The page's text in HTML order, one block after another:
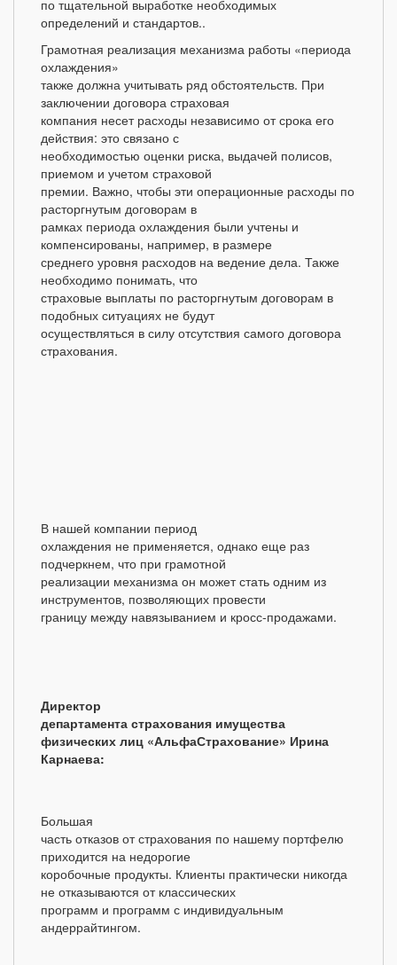
по тщательной выработке необходимых
определений и стандартов..
Грамотная реализация механизма работы «периода
охлаждения»
также должна учитывать ряд обстоятельств. При
заключении договора страховая
компания несет расходы независимо от срока его
действия: это связано с
необходимостью оценки риска, выдачей полисов,
приемом и учетом страховой
премии. Важно, чтобы эти операционные расходы по
расторгнутым договорам в
рамках периода охлаждения были учтены и
компенсированы, например, в размере
среднего уровня расходов на ведение дела. Также
необходимо понимать, что
страховые выплаты по расторгнутым договорам в
подобных ситуациях не будут
осуществляться в силу отсутствия самого договора
страхования.
В нашей компании период
охлаждения не применяется, однако еще раз
подчеркнем, что при грамотной
реализации механизма он может стать одним из
инструментов, позволяющих провести
границу между навязыванием и кросс-продажами.
Директор
департамента страхования имущества
физических лиц «АльфаСтрахование» Ирина
Карнаева:
Большая
часть отказов от страхования по нашему портфелю
приходится на недорогие
коробочные продукты. Клиенты практически никогда
не отказываются от классических
программ и программ с индивидуальным
андеррайтингом.